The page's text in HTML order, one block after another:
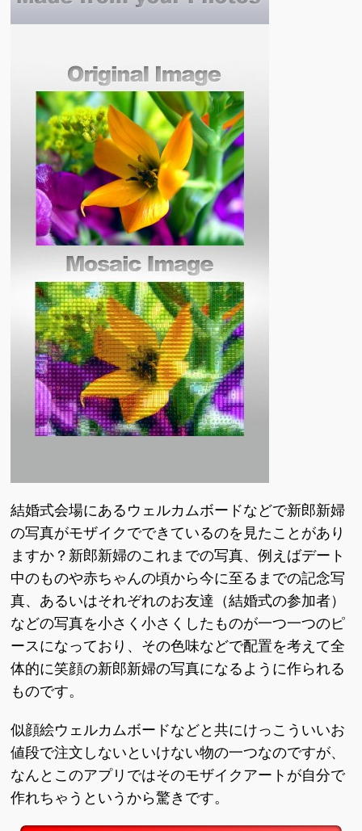
結婚式会場にあるウェルカムボードなどで新郎新婦
の写真がモザイクでできているのを見たことがあり
ますか？新郎新婦のこれまでの写真、例えばデート
中のものや赤ちゃんの頃から今に至るまでの記念写
真、あるいはそれぞれのお友達（結婚式の参加者）
などの写真を小さく小さくしたものが一つ一つのピ
ースになっており、その色味などで配置を考えて全
体的に笑顔の新郎新婦の写真になるように作られる
ものです。
似顔絵ウェルカムボードなどと共にけっこういいお
値段で注文しないといけない物の一つなのですが、
なんとこのアプリではそのモザイクアートが自分で
作れちゃうというから驚きです。